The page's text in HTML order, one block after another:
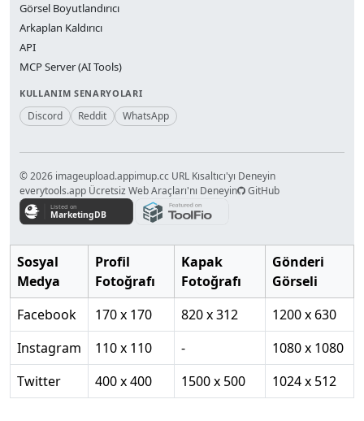
Görsel Boyutlandırıcı
Arkaplan Kaldırıcı
API
MCP Server (AI Tools)
KULLANIM SENARYOLARI
Discord Reddit WhatsApp
© 2026 imageupload.appimup.cc URL Kısaltıcı'yı Deneyin
everytools.app Ücretsiz Web Araçları'nı Deneyin
GitHub
Sosyal
Medya
Profil
Fotoğrafı
Kapak
Fotoğrafı
Gönderi
Görseli
Facebook
170 x 170 820 x 312
1200 x 630
Instagram
110 x 110 -
1080 x 1080
Twitter
400 x 400 1500 x 500 1024 x 512